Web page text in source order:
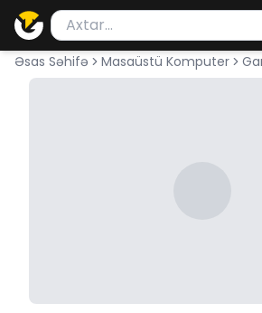
Məhsul axtar
Axtarış üçün ən azı 2 simvol
Əsas Səhifə Masaüstü Komputer